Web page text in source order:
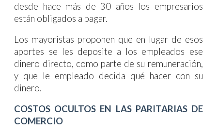
desde hace más de 30 años los empresarios
están obligados a pagar.
Los mayoristas proponen que en lugar de esos
aportes se les deposite a los empleados ese
dinero directo, como parte de su remuneración,
y que le empleado decida qué hacer con su
dinero.
COSTOS OCULTOS EN LAS PARITARIAS DE
COMERCIO